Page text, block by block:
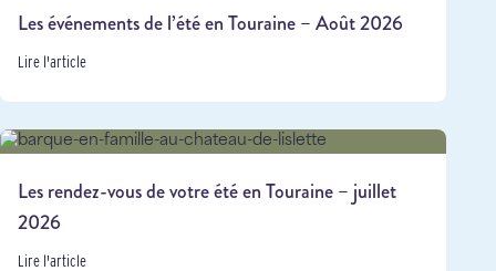
Les événements de l’été en Touraine – Août 2026
Lire l'article
Les rendez-vous de votre été en Touraine – juillet
2026
Lire l'article